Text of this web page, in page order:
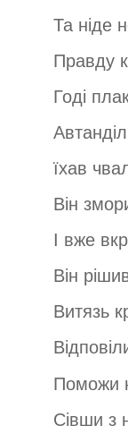
Та ніде
Правду
Годі
їхав
Він
І вже
Він
Витязь
Поможи
Сівши з